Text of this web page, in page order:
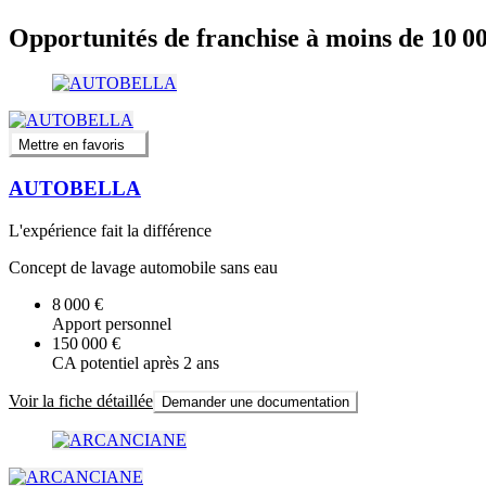
Opportunités de franchise à moins de 10
Mettre en favoris
AUTOBELLA
L'expérience fait la différence
Concept de lavage automobile sans eau
8 000 €
Apport personnel
150 000 €
CA potentiel après 2 ans
Voir la fiche détaillée Demander une documentation